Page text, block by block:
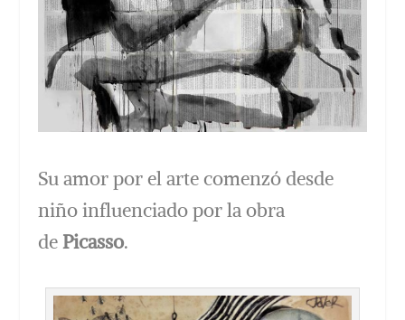
Su amor por el arte comenzó desde
niño influenciado por la obra
dePicasso.